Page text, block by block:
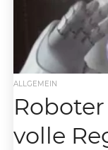
und die E-Mail-
ALLGEMEIN
volle